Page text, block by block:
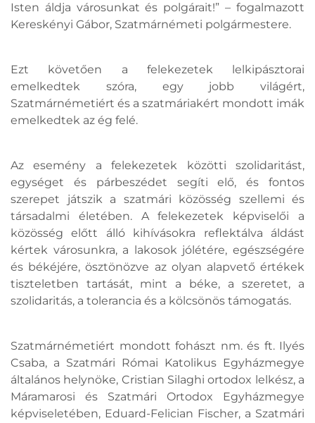
Isten áldja városunkat és polgárait!” – fogalmazott
Kereskényi Gábor, Szatmárnémeti polgármestere.
Ezt követően a felekezetek lelkipásztorai
emelkedtek szóra, egy jobb világért,
Szatmárnémetiért és a szatmáriakért mondott imák
emelkedtek az ég felé.
Az esemény a felekezetek közötti szolidaritást,
egységet és párbeszédet segíti elő, és fontos
szerepet játszik a szatmári közösség szellemi és
társadalmi életében. A felekezetek képviselői a
közösség előtt álló kihívásokra reflektálva áldást
kértek városunkra, a lakosok jólétére, egészségére
és békéjére, ösztönözve az olyan alapvető értékek
tiszteletben tartását, mint a béke, a szeretet, a
szolidaritás, a tolerancia és a kölcsönös támogatás.
Szatmárnémetiért mondott fohászt nm. és ft. Ilyés
Csaba, a Szatmári Római Katolikus Egyházmegye
általános helynöke, Cristian Silaghi ortodox lelkész, a
Máramarosi és Szatmári Ortodox Egyházmegye
képviseletében, Eduard-Felician Fischer, a Szatmári